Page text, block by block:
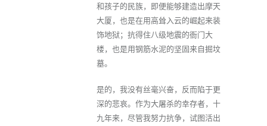
和孩子的民族，即便能够建造出摩天
大厦，也是在用高耸入云的崛起来装
饰地狱；抗得住八级地震的衙门大
楼，也是用钢筋水泥的坚固来自掘坟
墓。
是的，我没有丝毫兴奋，反而陷于更
深的悲哀。作为大屠杀的幸存者，十
九年来，尽管我努力抗争，试图活出